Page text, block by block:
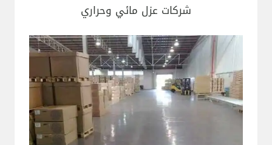
شركات عزل مائي وحراري